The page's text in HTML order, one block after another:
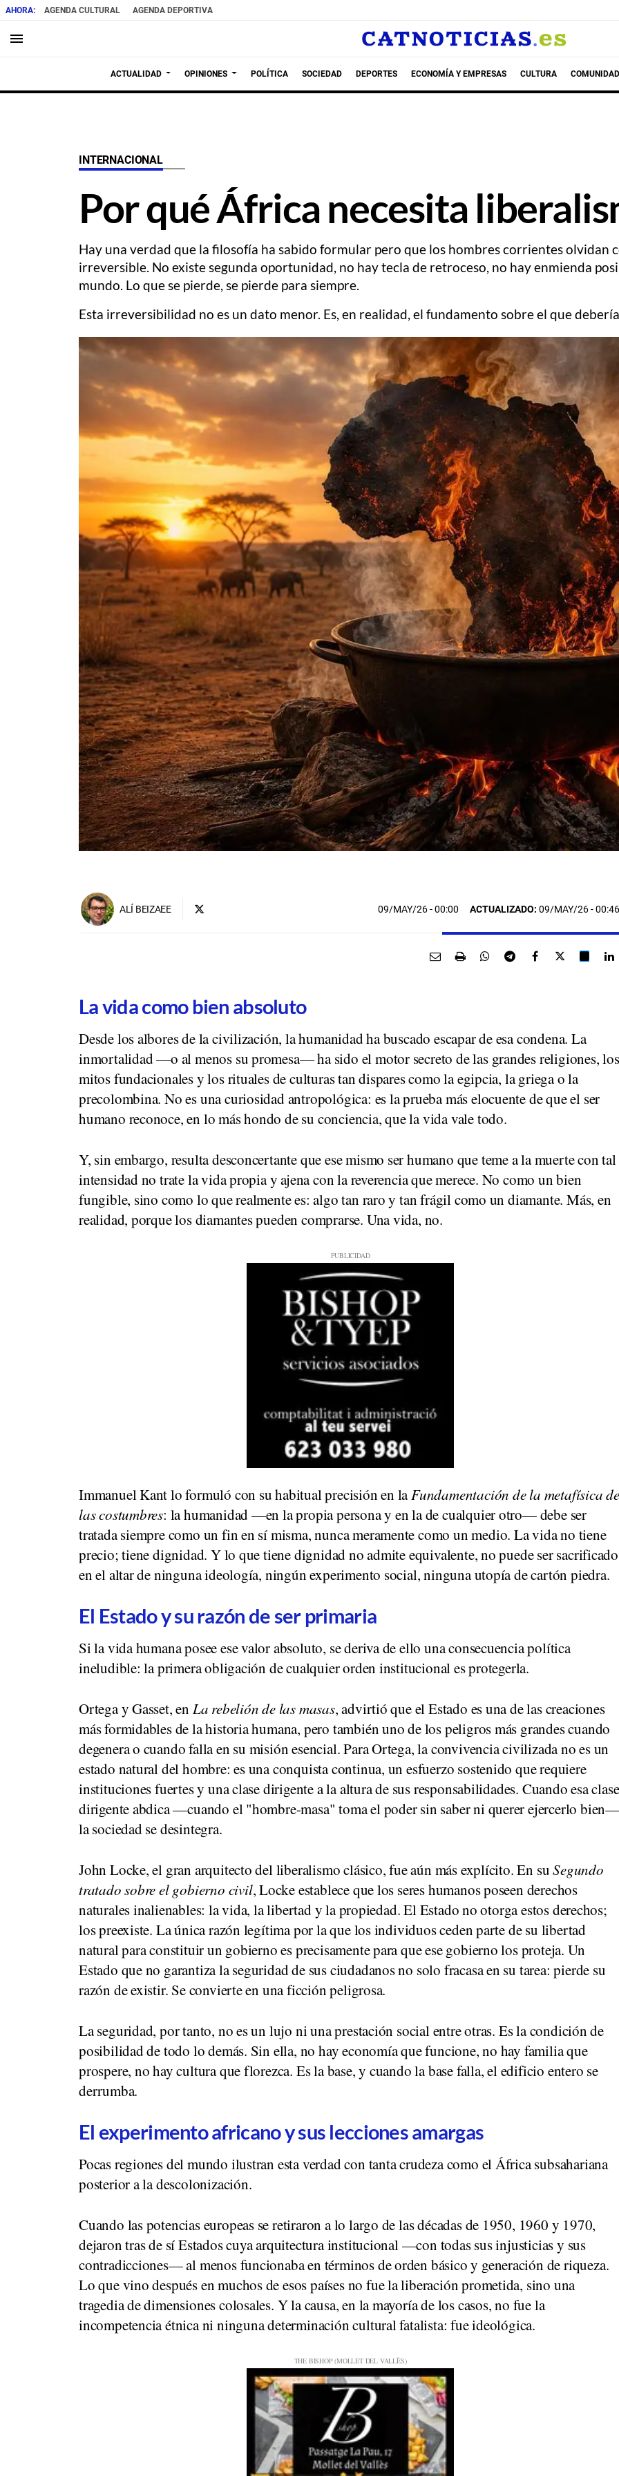
AGENDA CULTURAL AGENDA DEPORTIVA
menu
ACTUALIDAD OPINIONES POLÍTICA SOCIEDAD DEPORTES ECONOMÍA Y EMPRESAS CULTURA
INTERNACIONAL
Por qué África necesita
Hay una verdad que la filosofía ha sabido formular pero que los hombres corrientes olvidan
irreversible. No existe segunda oportunidad, no hay tecla de retroceso, no hay enmienda
mundo. Lo que se pierde, se pierde para siempre.
Esta irreversibilidad no es un dato menor. Es, en realidad, el fundamento sobre el que
ALÍ BEIZAEE 09/MAY/26- 00:00 ACTUALIZADO: 09/MAY/26 - 00:46
La vida como bien absoluto
Desde los albores de la civilización, la humanidad ha buscado escapar de esa condena. La
inmortalidad —o al menos su promesa— ha sido el motor secreto de las grandes religiones, los
mitos fundacionales y los rituales de culturas tan dispares como la egipcia, la griega o la
precolombina. No es una curiosidad antropológica: es la prueba más elocuente de que el ser
humano reconoce, en lo más hondo de su conciencia, que la vida vale todo.
Y, sin embargo, resulta desconcertante que ese mismo ser humano que teme a la muerte con tal
intensidad no trate la vida propia y ajena con la reverencia que merece. No como un bien
fungible, sino como lo que realmente es: algo tan raro y tan frágil como un diamante. Más, en
realidad, porque los diamantes pueden comprarse. Una vida, no.
Immanuel Kant lo formuló con su habitual precisión en laFundamentación de la metafísica de
las costumbres: la humanidad —en la propia persona y en la de cualquier otro— debe ser
tratada siempre como un fin en sí misma, nunca meramente como un medio. La vida no tiene
precio; tiene dignidad. Y lo que tiene dignidad no admite equivalente, no puede ser sacrificado
en el altar de ninguna ideología, ningún experimento social, ninguna utopía de cartón piedra.
El Estado y su razón de ser primaria
Si la vida humana posee ese valor absoluto, se deriva de ello una consecuencia política
ineludible: la primera obligación de cualquier orden institucional es protegerla.
Ortega y Gasset, en La rebelión de las masas, advirtió que el Estado es una de las creaciones
más formidables de la historia humana, pero también uno de los peligros más grandes cuando
degenera o cuando falla en su misión esencial. Para Ortega, la convivencia civilizada no es un
estado natural del hombre: es una conquista continua, un esfuerzo sostenido que requiere
instituciones fuertes y una clase dirigente a la altura de sus responsabilidades. Cuando esa clase
dirigente abdica —cuando el "hombre-masa" toma el poder sin saber ni querer ejercerlo bien—
la sociedad se desintegra.
John Locke, el gran arquitecto del liberalismo clásico, fue aún más explícito. En suSegundo
tratado sobre el gobierno civil, Locke establece que los seres humanos poseen derechos
naturales inalienables: la vida, la libertad y la propiedad. El Estado no otorga estos derechos;
los preexiste. La única razón legítima por la que los individuos ceden parte de su libertad
natural para constituir un gobierno es precisamente para que ese gobierno los proteja. Un
Estado que no garantiza la seguridad de sus ciudadanos no solo fracasa en su tarea: pierde su
razón de existir. Se convierte en una ficción peligrosa.
La seguridad, por tanto, no es un lujo ni una prestación social entre otras. Es la condición de
posibilidad de todo lo demás. Sin ella, no hay economía que funcione, no hay familia que
prospere, no hay cultura que florezca. Es la base, y cuando la base falla, el edificio entero se
derrumba.
El experimento africano y sus lecciones amargas
Pocas regiones del mundo ilustran esta verdad con tanta crudeza como el África subsahariana
posterior a la descolonización.
Cuando las potencias europeas se retiraron a lo largo de las décadas de 1950, 1960 y 1970,
dejaron tras de sí Estados cuya arquitectura institucional —con todas sus injusticias y sus
contradicciones— al menos funcionaba en términos de orden básico y generación de riqueza.
Lo que vino después en muchos de esos países no fue la liberación prometida, sino una
tragedia de dimensiones colosales. Y la causa, en la mayoría de los casos, no fue la
incompetencia étnica ni ninguna determinación cultural fatalista: fue ideológica.